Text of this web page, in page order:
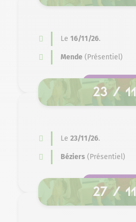
Le 16/11/26.
Mende (Présentiel)
SE PRÉ-INSCRIRE
23 / 11
Le 23/11/26.
Béziers (Présentiel)
SE PRÉ-INSCRIRE
27 / 11